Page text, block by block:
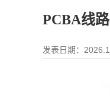
PCBA线
发表日期：